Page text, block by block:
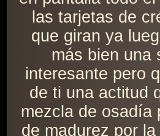
las tarjetas de
que giran ya
más bien una
interesante pero
de ti una actitud
mezcla de osadía
de madurez por